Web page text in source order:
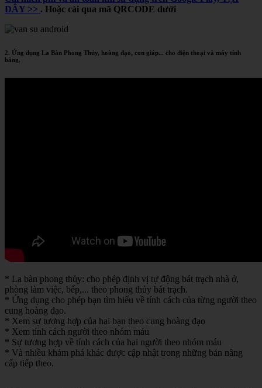
ĐÂY >> . Hoặc cài qua mã QRCODE dưới
2. Ứng dụng La Bàn Phong Thủy, hoàng đạo, con giáp... cho điện thoại và máy tính
bảng.
* La bàn phong thủy: cho phép định vị tự động bát trạch nhà ở,
phòng làm việc, bếp,... theo phong thủy bát trạch.
* Ứng dụng cho phép bạn tìm hiểu về tính cách của từng người theo
cung hoàng đạo.
* Xem sự tương hợp của hai bạn theo cung hoàng đạo
* Xem tính cách người theo nhóm máu
* Sự tương hợp về tính cách của hai người theo nhóm máu
* Và nhiều khám phá khác được cập nhật trong những bản nâng
cấp tiếp theo.